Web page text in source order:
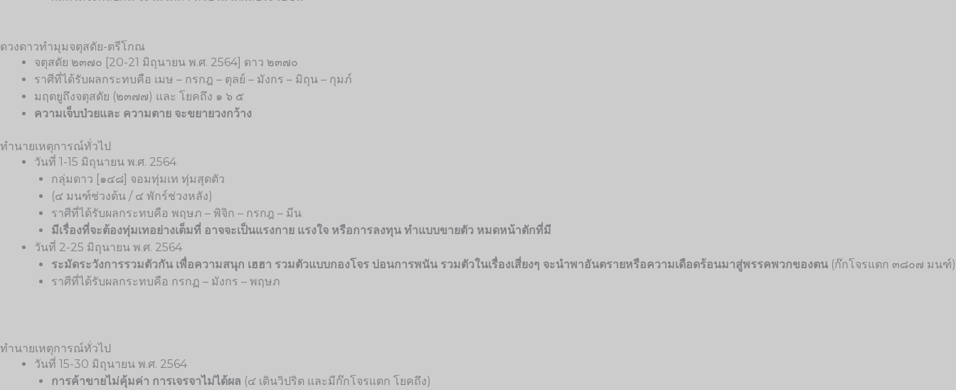
ดวงดาวทำมุมจตุสดัย-ตรีโกณ
จตุสดัย ๒๓๗๐ [20-21 มิถุนายน พ.ศ. 2564] ดาว ๒๓๗๐
ราศีที่ได้รับผลกระทบคือ เมษ – กรกฎ – ตุลย์ – มังกร – มิถุน – กุมภ์
มฤตยูถึงจตุสดัย (๒๓๗๗) และ โยคถึง ๑ ๖ ๕
ความเจ็บป่วยและ ความตาย จะขยายวงกว้าง
ทำนายเหตุการณ์ทั่วไป
วันที่ 1-15 มิถุนายน พ.ศ. 2564
กลุ่มดาว [๑๔๘] จอมทุ่มเท ทุ่มสุดตัว
(๔ มนฑ์ช่วงต้น / ๔ พักร์ช่วงหลัง)
ราศีที่ได้รับผลกระทบคือ พฤษภ – พิจิก – กรกฎ – มีน
มีเรื่องที่จะต้องทุ่มเทอย่างเต็มที่ อาจจะเป็นแรงกาย แรงใจ หรือการลงทุน ทำแบบขายตัว หมดหน้าตักที่มี
วันที่ 2-25 มิถุนายน พ.ศ. 2564
ระมัดระวังการรวมตัวกัน เพื่อความสนุก เฮฮา รวมตัวแบบกองโจร บ่อนการพนัน รวมตัวในเรื่องเสี่ยงๆ จะนำพาอันตรายหรือความเดือดร้อนมาสู่พรรคพวกของตน (ก๊กโจรแตก ๓๘๐๗ มนฑ์)
ราศีที่ได้รับผลกระทบคือ กรกฏ – มังกร – พฤษภ
ทำนายเหตุการณ์ทั่วไป
วันที่ 15-30 มิถุนายน พ.ศ. 2564
การค้าขายไม่คุ้มค่า การเจรจาไม่ได้ผล (๔ เดินวิปริต และมีก๊กโจรแตก โยคถึง)